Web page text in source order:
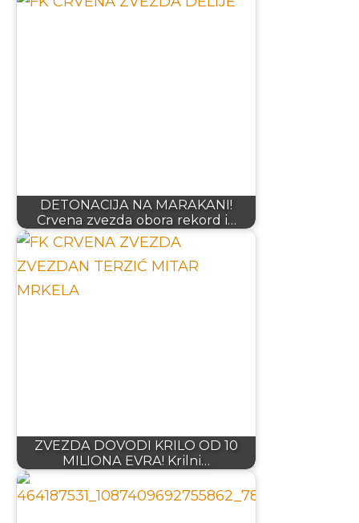
DETONACIJA NA MARAKANI!
Crvena zvezda obora rekord i…
ZVEZDA DOVODI KRILO OD 10
MILIONA EVRA! Krilni…